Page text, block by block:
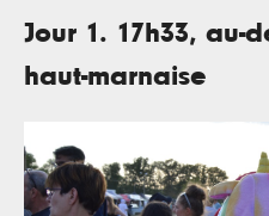
Jour 1. 17h33, au-
haut-marnaise